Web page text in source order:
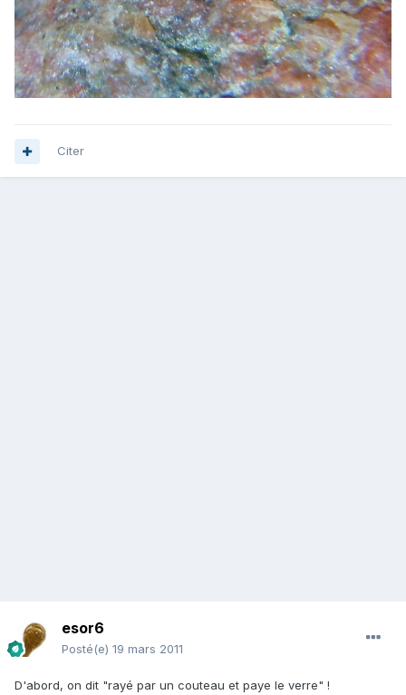
Citer
esor6
Posté(e) 19 mars 2011
D'abord, on dit "rayé par un couteau et paye le verre" !